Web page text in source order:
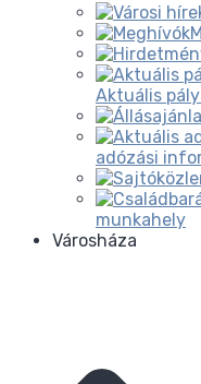
Aktuális
adózási
munkahely
Városháza